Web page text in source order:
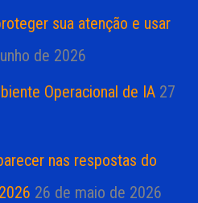
sua atenção e usar
de 2026
Operacional de IA 27
nas respostas do
26 de maio de 2026